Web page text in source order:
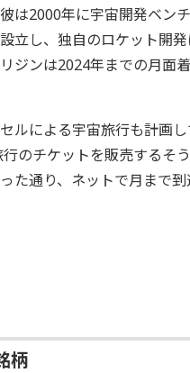
は2000年に宇宙開発ベン
立し、独自のロケット開
ジンは2024年までの月面
ルによる宇宙旅行も計画し
のチケットを販売するそ
た通り、ネットで月まで
柄